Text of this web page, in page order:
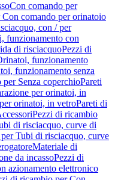
Con comando per
comando per orinatoio
con / per
funzionamento con
di risciacquoPezzi di
funzionamento
funzionamento senza
Senza coperchioPareti
per orinatoi, in
orinatoi, in vetroPareti di
Pezzi di ricambio
di risciacquo, curve di
Tubi di risciacquo, curve
Materiale di
da incassoPezzi di
azionamento elettronico